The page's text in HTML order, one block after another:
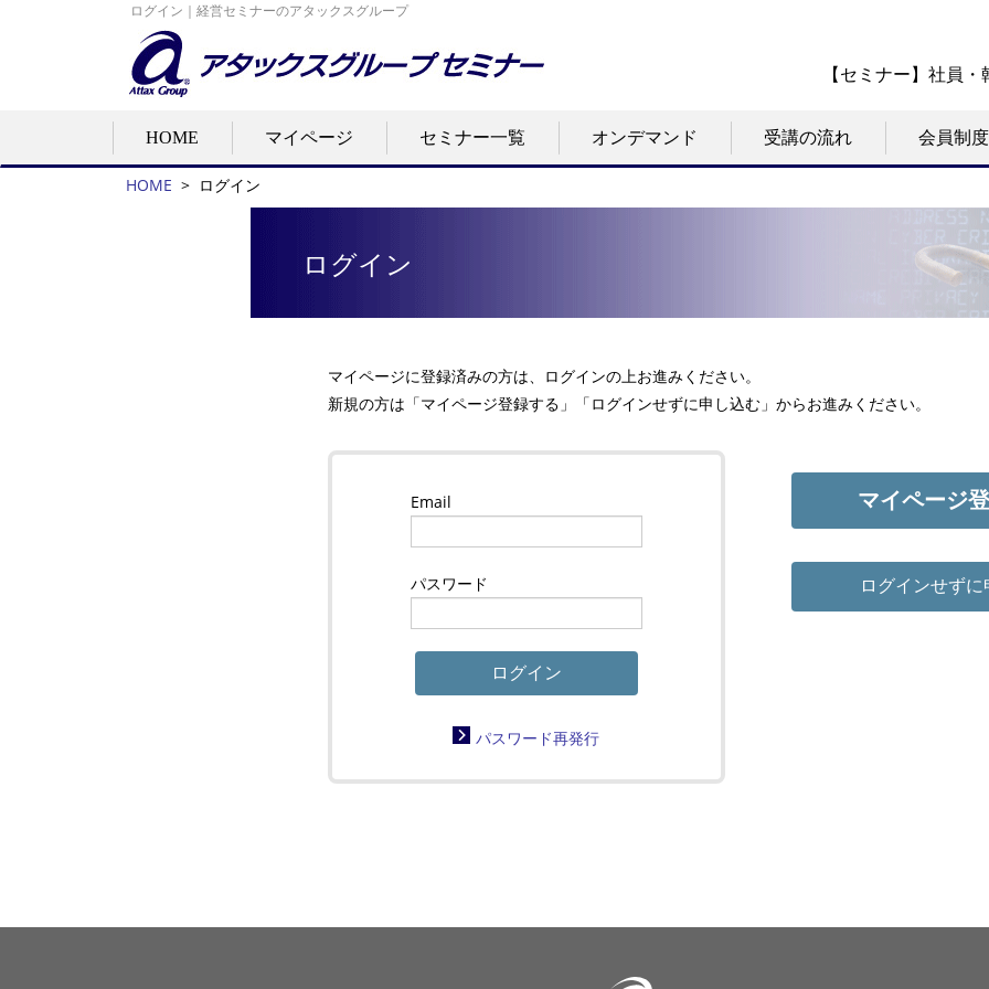
ログイン｜経営セミナーのアタックスグループ
【セミナー】社員
HOME マイページ セミナー一覧 オンデマンド 受講の流れ 会員制度
HOME > ログイン
ログイン
マイページに登録済みの方は、ログインの上お進みください。
新規の方は「マイページ登録する」「ログインせずに申し込む」からお進みください。
Email
パスワード
ログイン
パスワード再発行
マイページ
ログインせずに